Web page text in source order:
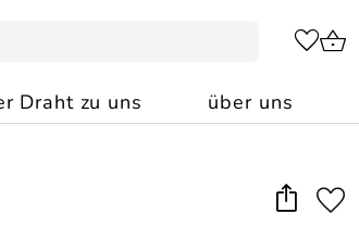
Draht zu uns über uns